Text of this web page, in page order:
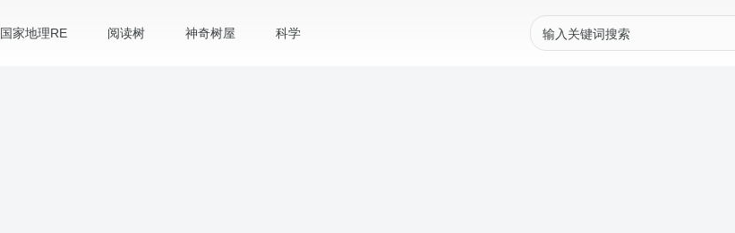
国家地理RE 阅读树 神奇树屋 科学